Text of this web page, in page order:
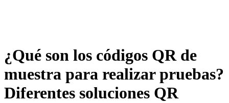
¿Qué son los códigos QR de
muestra para realizar pruebas?
Diferentes soluciones QR